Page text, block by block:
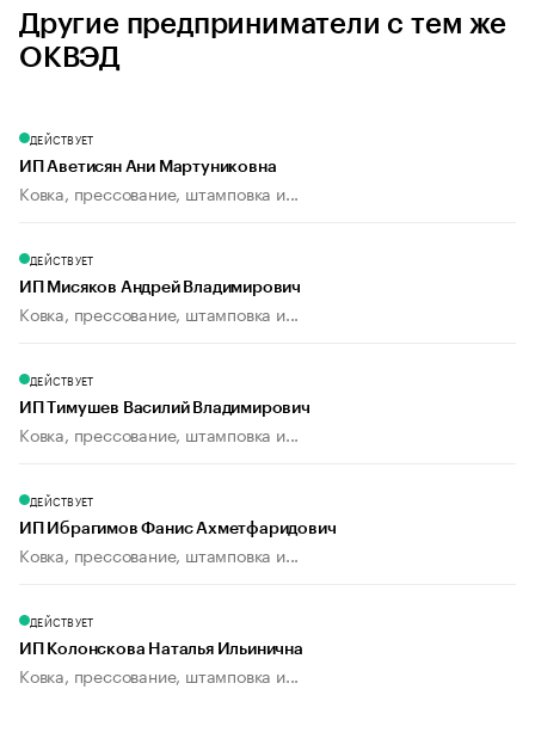
Другие предприниматели с тем же
ОКВЭД
ДЕЙСТВУЕТ
ИП Аветисян Ани Мартуниковна
Ковка, прессование, штамповка и...
ДЕЙСТВУЕТ
ИП Мисяков Андрей Владимирович
Ковка, прессование, штамповка и...
ДЕЙСТВУЕТ
ИП Тимушев Василий Владимирович
Ковка, прессование, штамповка и...
ДЕЙСТВУЕТ
ИП Ибрагимов Фанис Ахметфаридович
Ковка, прессование, штамповка и...
ДЕЙСТВУЕТ
ИП Колонскова Наталья Ильинична
Ковка, прессование, штамповка и...